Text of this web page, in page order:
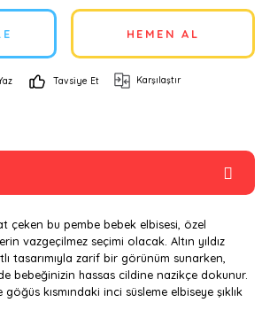
HEMEN AL
Tavsiye Et Karşılaştır
çeken bu pembe bebek elbisesi, özel
vazgeçilmez seçimi olacak. Altın yıldız
tasarımıyla zarif bir görünüm sunarken,
bebeğinizin hassas cildine nazikçe dokunur.
göğüs kısmındaki inci süsleme elbiseye şıklık